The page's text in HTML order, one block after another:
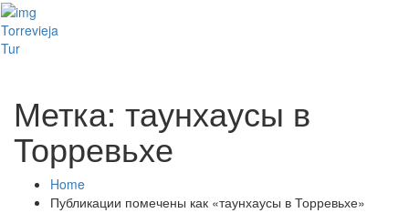
Torrevieja
Tur
Метка: таунхаусы в
Торревьхе
Home
Публикации помечены как «таунхаусы в Торревьхе»